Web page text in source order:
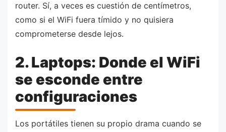
router. Sí, a veces es cuestión de centímetros,
como si el WiFi fuera tímido y no quisiera
comprometerse desde lejos.
2. Laptops: Donde el WiFi
se esconde entre
configuraciones
Los portátiles tienen su propio drama cuando se